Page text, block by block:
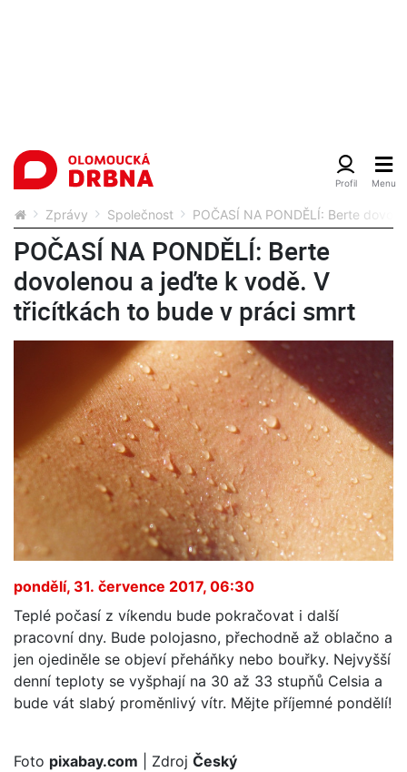
Zprávy Společnost POČASÍ NA PONDĚLÍ: Berte
POČASÍ NA PONDĚLÍ: Berte
dovolenou a jeďte k vodě. V
třicítkách to bude v práci smrt
pondělí, 31. července 2017, 06:30
Teplé počasí z víkendu bude pokračovat i další
pracovní dny. Bude polojasno, přechodně až oblačno a
jen ojediněle se objeví přeháňky nebo bouřky. Nejvyšší
denní teploty se vyšphají na 30 až 33 stupňů Celsia a
bude vát slabý proměnlivý vítr. Mějte příjemné pondělí!
Foto pixabay.com | Zdroj Český